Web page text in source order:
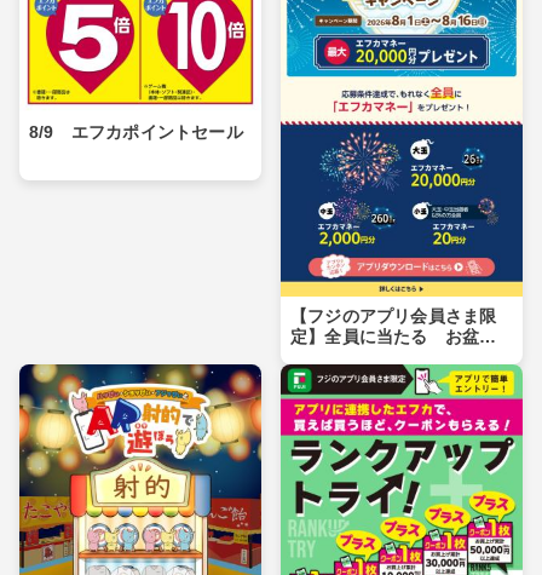
8/9 エフカポイントセール
【フジのアプリ会員さま限
定】全員に当たる お盆玉